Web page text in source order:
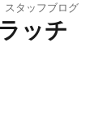
スタッフブログ
ッチ